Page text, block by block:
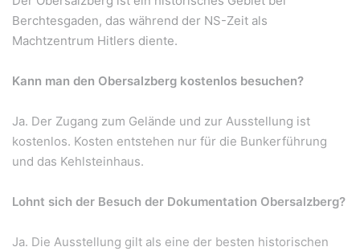
Berchtesgaden, das während der NS-Zeit als
Machtzentrum Hitlers diente.
Kann man den Obersalzberg kostenlos besuchen?
Ja. Der Zugang zum Gelände und zur Ausstellung ist
kostenlos. Kosten entstehen nur für die Bunkerführung
und das Kehlsteinhaus.
Lohnt sich der Besuch der Dokumentation Obersalzberg?
Ja. Die Ausstellung gilt als eine der besten historischen